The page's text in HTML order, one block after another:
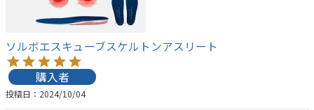
ソルボエスキューブスケルトンアスリート
購入者
投稿日 2024/10/04